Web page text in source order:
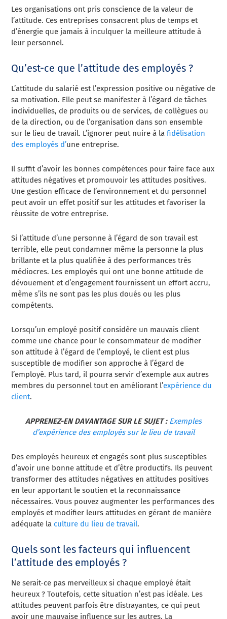
Les organisations ont pris conscience de la valeur de
l’attitude. Ces entreprises consacrent plus de temps et
d’énergie que jamais à inculquer la meilleure attitude à
leur personnel.
Qu’est-ce que l’attitude des employés ?
L’attitude du salarié est l’expression positive ou négative de
sa motivation. Elle peut se manifester à l’égard de tâches
individuelles, de produits ou de services, de collègues ou
de la direction, ou de l’organisation dans son ensemble
sur le lieu de travail. L’ignorer peut nuire à lafidélisation
des employés d’une entreprise.
Il suffit d’avoir les bonnes compétences pour faire face aux
attitudes négatives et promouvoir les attitudes positives.
Une gestion efficace de l’environnement et du personnel
peut avoir un effet positif sur les attitudes et favoriser la
réussite de votre entreprise.
Si l’attitude d’une personne à l’égard de son travail est
terrible, elle peut condamner même la personne la plus
brillante et la plus qualifiée à des performances très
médiocres. Les employés qui ont une bonne attitude de
dévouement et d’engagement fournissent un effort accru,
même s’ils ne sont pas les plus doués ou les plus
compétents.
Lorsqu’un employé positif considère un mauvais client
comme une chance pour le consommateur de modifier
son attitude à l’égard de l’employé, le client est plus
susceptible de modifier son approche à l’égard de
l’employé. Plus tard, il pourra servir d’exemple aux autres
membres du personnel tout en améliorant l’expérience du
client.
APPRENEZ-EN DAVANTAGE SUR LE SUJET : Exemples
d’expérience des employés sur le lieu de travail
Des employés heureux et engagés sont plus susceptibles
d’avoir une bonne attitude et d’être productifs. Ils peuvent
transformer des attitudes négatives en attitudes positives
en leur apportant le soutien et la reconnaissance
nécessaires. Vous pouvez augmenter les performances des
employés et modifier leurs attitudes en gérant de manière
adéquate la culture du lieu de travail.
Quels sont les facteurs qui influencent
l’attitude des employés ?
Ne serait-ce pas merveilleux si chaque employé était
heureux ? Toutefois, cette situation n’est pas idéale. Les
attitudes peuvent parfois être distrayantes, ce qui peut
avoir une mauvaise influence sur les autres. La